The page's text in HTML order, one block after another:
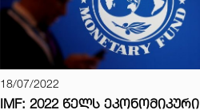
18/07/2022
IMF: 2022 ᲬᲔᲚᲡ ᲔᲙᲝᲜᲝᲛᲘᲙᲣᲠᲘ